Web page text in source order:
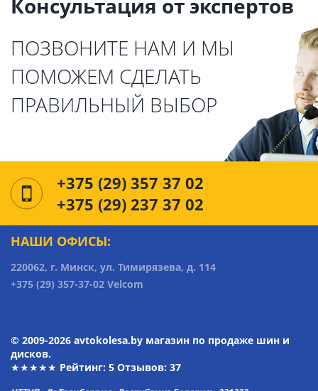
ПОЗВОНИТЕ НАМ И МЫ
ПОМОЖЕМ СДЕЛАТЬ
ПРАВИЛЬНЫЙ ВЫБОР
+375 (29) 357 37 02
+375 (29) 237 37 02
НАШИ ОФИСЫ:
220062, г. Минск, ул. Тимирязева, д. 114
+375 (29) 357-37-02 Velcom
© 2009-2026 avtokolesa.by магазин по продаже шин и
дисков.
★★★★★ Рейтинг: 5 Отзывов: 37